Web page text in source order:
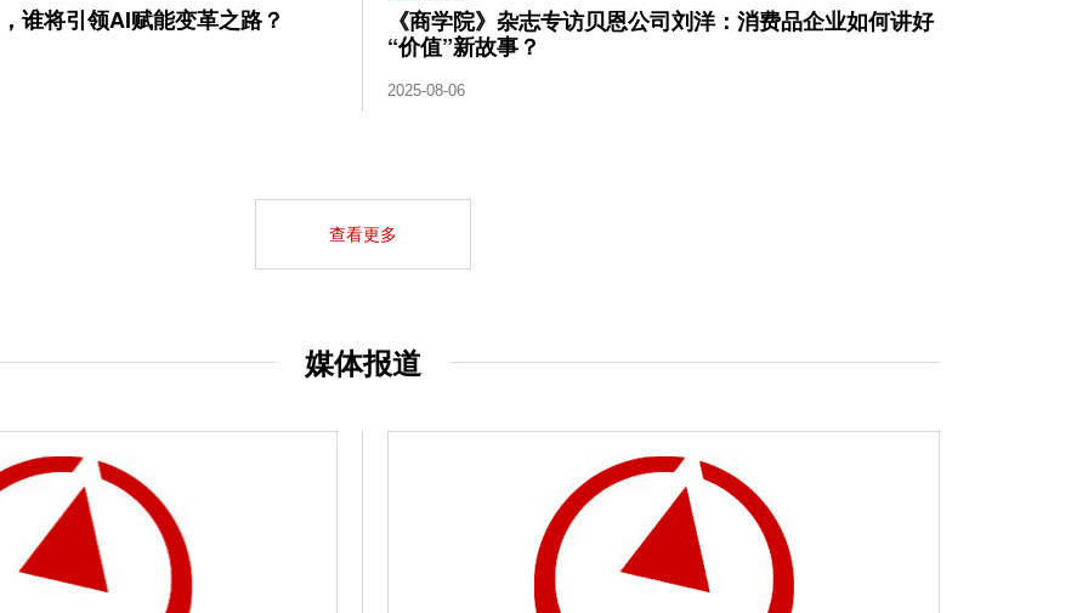
谁将引领AI赋能变革之路？
《商学院》杂志专访贝恩公司刘洋：消费品企业如何讲好
“价值”新故事？
2025-08-06
查看更多
媒体报道